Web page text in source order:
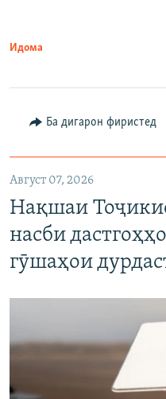
Идома
Ба дигарон фиристед
Август 07, 2026
Нақшаи
насби
гӯшаҳои